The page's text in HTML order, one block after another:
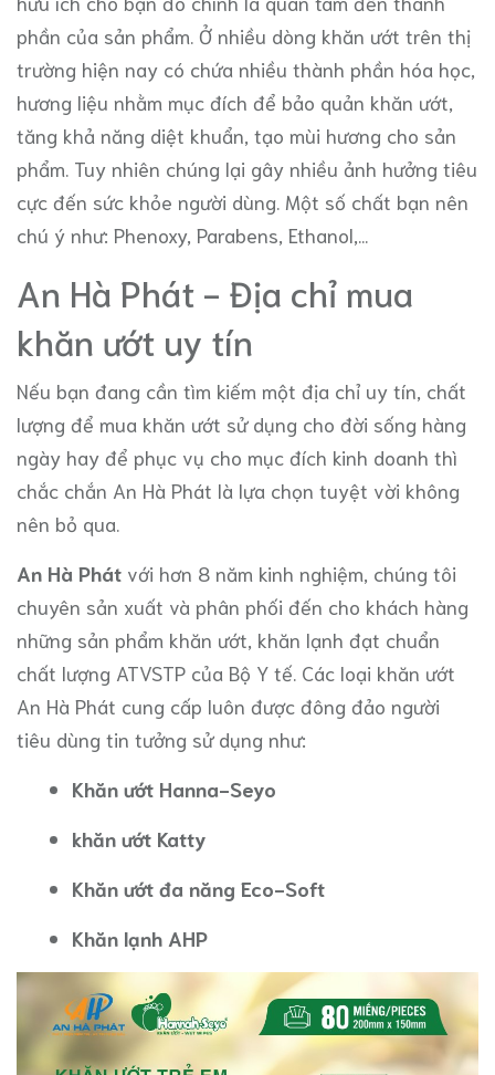
phần của sản phẩm. Ở nhiều dòng khăn ướt trên thị
trường hiện nay có chứa nhiều thành phần hóa học,
hương liệu nhằm mục đích để bảo quản khăn ướt,
tăng khả năng diệt khuẩn, tạo mùi hương cho sản
phẩm. Tuy nhiên chúng lại gây nhiều ảnh hưởng tiêu
cực đến sức khỏe người dùng. Một số chất bạn nên
chú ý như: Phenoxy, Parabens, Ethanol,...
An Hà Phát - Địa chỉ mua
khăn ướt uy tín
Nếu bạn đang cần tìm kiếm một địa chỉ uy tín, chất
lượng để mua khăn ướt sử dụng cho đời sống hàng
ngày hay để phục vụ cho mục đích kinh doanh thì
chắc chắn An Hà Phát là lựa chọn tuyệt vời không
nên bỏ qua.
An Hà Phát với hơn 8 năm kinh nghiệm, chúng tôi
chuyên sản xuất và phân phối đến cho khách hàng
những sản phẩm khăn ướt, khăn lạnh đạt chuẩn
chất lượng ATVSTP của Bộ Y tế. Các loại khăn ướt
An Hà Phát cung cấp luôn được đông đảo người
tiêu dùng tin tưởng sử dụng như:
Khăn ướt Hanna-Seyo
khăn ướt Katty
Khăn ướt đa năng Eco-Soft
Khăn lạnh AHP